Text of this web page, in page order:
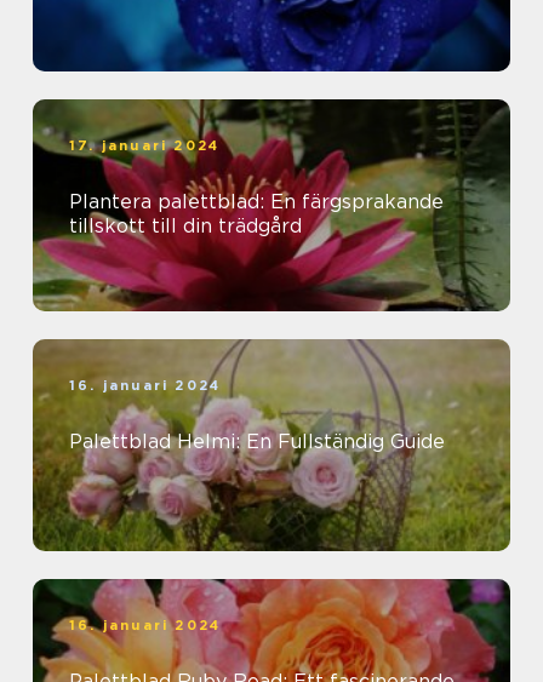
17. januari 2024
Plantera palettblad: En färgsprakande
tillskott till din trädgård
16. januari 2024
Palettblad Helmi: En Fullständig Guide
16. januari 2024